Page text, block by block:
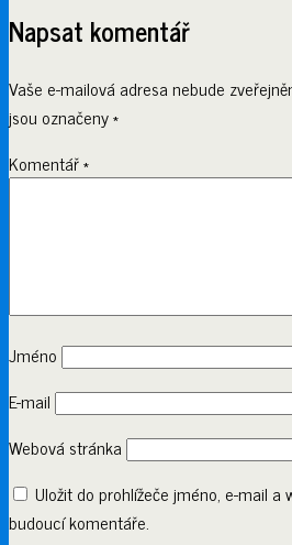
Napsat komentář
Vaše e-mailová adresa nebude
jsou označeny*
Komentář*
Jméno
E-mail
Webová stránka
Uložit do prohlížeče jméno, e-mail a
budoucí komentáře.